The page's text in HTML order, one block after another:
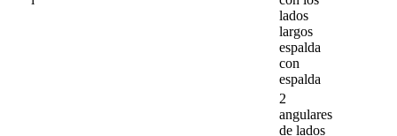
lados
largos
espalda
con
espalda
2
angulares
de lados